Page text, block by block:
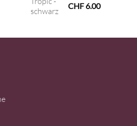
CHF6.00